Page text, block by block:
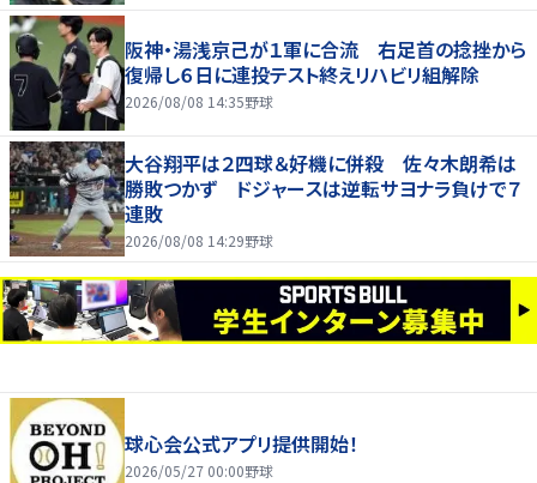
阪神・湯浅京己が１軍に合流 右足首の捻挫から
復帰し６日に連投テスト終えリハビリ組解除
2026/08/08 14:35野球
大谷翔平は２四球＆好機に併殺 佐々木朗希は
勝敗つかず ドジャースは逆転サヨナラ負けで７
連敗
2026/08/08 14:29野球
球心会公式アプリ提供開始！
2026/05/27 00:00野球